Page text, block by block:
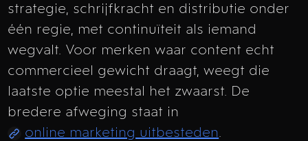
strategie, schrijfkracht en distributie onder
één regie, met continuïteit als iemand
wegvalt. Voor merken waar content echt
commercieel gewicht draagt, weegt die
laatste optie meestal het zwaarst. De
bredere afweging staat in
online marketing uitbesteden.